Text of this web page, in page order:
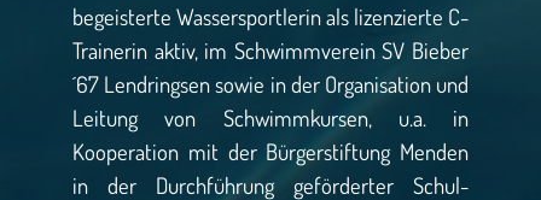
begeisterte Wassersportlerin als lizenzierte C-
Trainerin aktiv, im Schwimmverein SV Bieber
´67 Lendringsen sowie in der Organisation und
Leitung von Schwimmkursen, u.a. in
Kooperation mit der Bürgerstiftung Menden
in der Durchführung geförderter Schul-